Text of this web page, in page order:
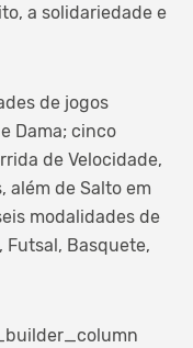
a solidariedade e
de jogos
Dama; cinco
de Velocidade,
além de Salto em
modalidades de
Futsal, Basquete,